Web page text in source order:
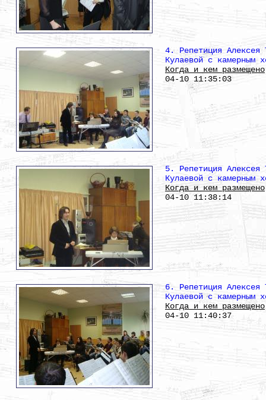
4. Репетиция Алексея
Кулаевой с камерным
Когда и кем размещено
04-10 11:35:03
5. Репетиция Алексея
Кулаевой с камерным
Когда и кем размещено
04-10 11:38:14
6. Репетиция Алексея
Кулаевой с камерным
Когда и кем размещено
04-10 11:40:37